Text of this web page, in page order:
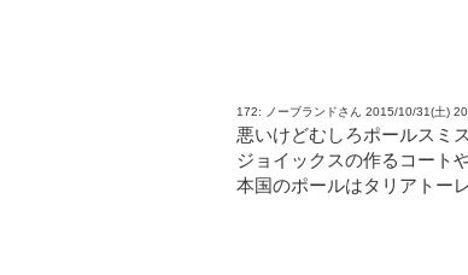
172: ノーブランドさん 2015/10/31(土)
悪いけどむしろポールスミ
ジョイックスの作るコート
本国のポールはタリアトー